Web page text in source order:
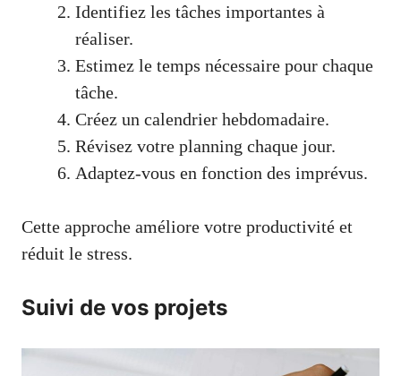
Identifiez les tâches importantes à
réaliser.
Estimez le temps nécessaire pour chaque
tâche.
Créez un calendrier hebdomadaire.
Révisez votre planning chaque jour.
Adaptez-vous en fonction des imprévus.
Cette approche améliore votre productivité et
réduit le stress.
Suivi de vos projets